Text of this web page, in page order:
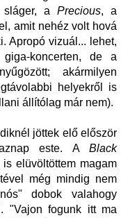
a Precious, a
amit nehéz volt hová
Apropó vizuál... lehet,
koncerten, de a
akármilyen
helyekről is
állítólag már nem).
jöttek elő először
este. A Black
elüvöltöttem magam
még mindig nem
dobok valahogy
"Vajon fogunk itt ma